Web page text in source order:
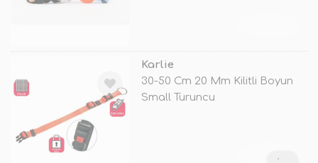
Karlie
30-50 Cm 20 Mm Kilitli Boyun
Small Turuncu